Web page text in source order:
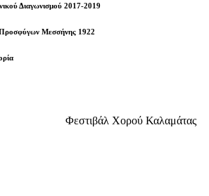
Διαγωνισμού 2017-2019
Μεσσήνης 1922
Φεστιβάλ Χορού Καλαμάτας